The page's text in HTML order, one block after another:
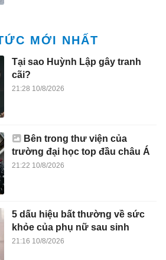
MỚI NHẤT
Tại sao Huỳnh Lập gây tranh
cãi?
21:28 10/8/2026
Bên trong thư viện của
trường đại học top đầu châu Á
21:22 10/8/2026
5 dấu hiệu bất thường về sức
khỏe của phụ nữ sau sinh
21:16 10/8/2026